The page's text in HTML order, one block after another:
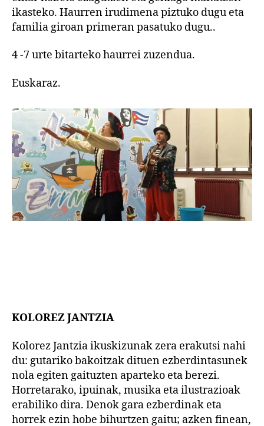
ikasteko. Haurren irudimena piztuko dugu eta
familia giroan primeran pasatuko dugu..
4 -7 urte bitarteko haurrei zuzendua.
Euskaraz.
KOLOREZ JANTZIA
Kolorez Jantzia ikuskizunak zera erakutsi nahi
du: gutariko bakoitzak dituen ezberdintasunek
nola egiten gaituzten aparteko eta berezi.
Horretarako, ipuinak, musika eta ilustrazioak
erabiliko dira. Denok gara ezberdinak eta
horrek ezin hobe bihurtzen gaitu; azken finean,